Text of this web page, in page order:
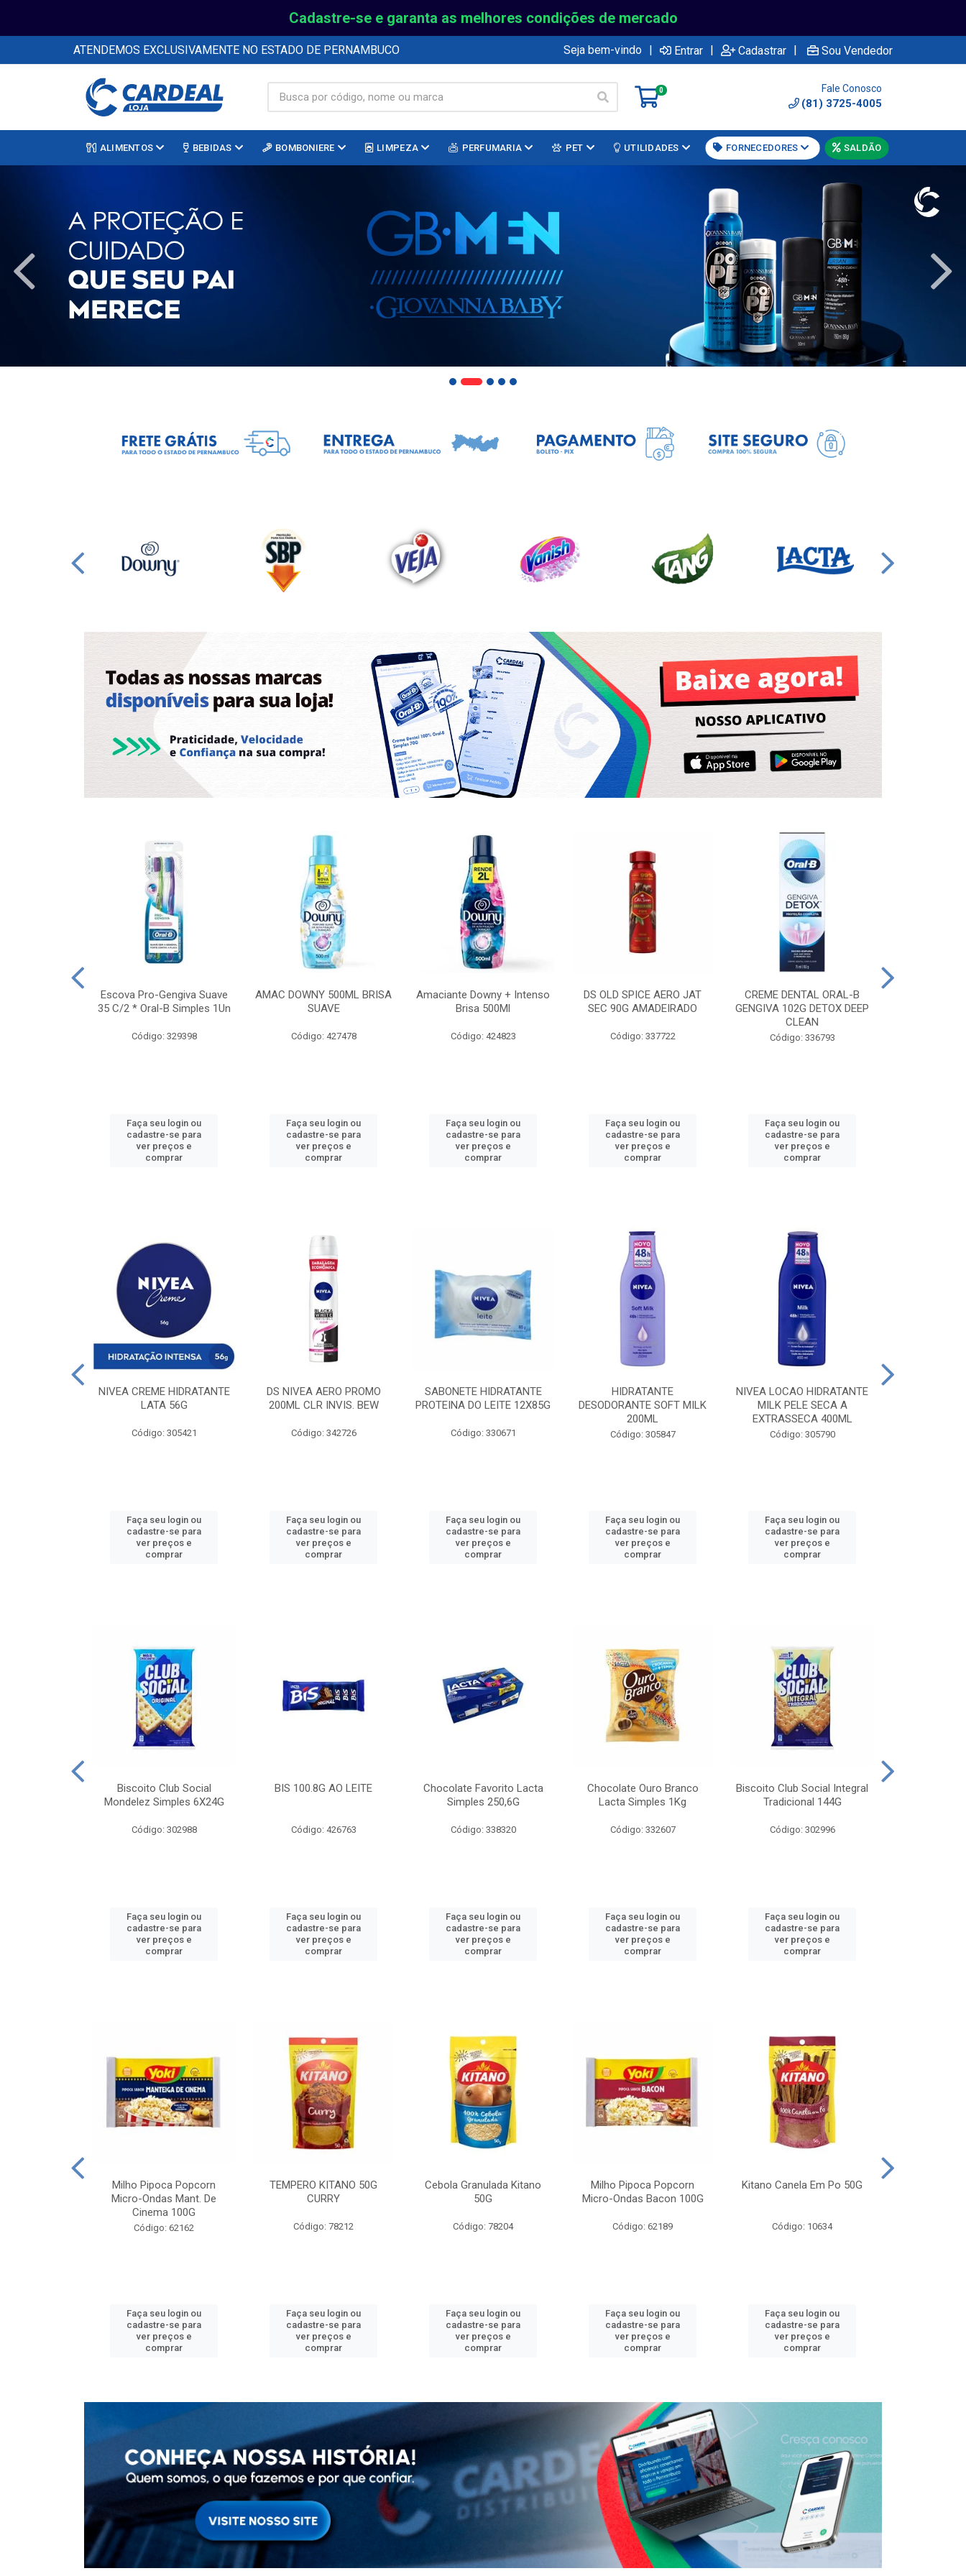
Cadastre-se e garanta as melhores condições de mercado
ATENDEMOS EXCLUSIVAMENTE NO ESTADO DE PERNAMBUCO Seja bem-vindo | Entrar | Cadastrar | Sou Vendedor
0 Fale Conosco
(81) 3725-4005
ALIMENTOS BEBIDAS BOMBONIERE LIMPEZA PERFUMARIA PET UTILIDADES FORNECEDORES SALDÃO
Escova Pro-Gengiva Suave
35 C/2 * Oral-B Simples 1Un
Código: 329398
Faça seu login ou
cadastre-se para
ver preços e
comprar
AMAC DOWNY 500ML BRISA
SUAVE
Código: 427478
Faça seu login ou
cadastre-se para
ver preços e
comprar
Amaciante Downy + Intenso
Brisa 500Ml
Código: 424823
Faça seu login ou
cadastre-se para
ver preços e
comprar
DS OLD SPICE AERO JAT
SEC 90G AMADEIRADO
Código: 337722
Faça seu login ou
cadastre-se para
ver preços e
comprar
CREME DENTAL ORAL-B
GENGIVA 102G DETOX DEEP
CLEAN
Código: 336793
Faça seu login ou
cadastre-se para
ver preços e
comprar
NIVEA CREME HIDRATANTE
LATA 56G
Código: 305421
Faça seu login ou
cadastre-se para
ver preços e
comprar
DS NIVEA AERO PROMO
200ML CLR INVIS. BEW
Código: 342726
Faça seu login ou
cadastre-se para
ver preços e
comprar
SABONETE HIDRATANTE
PROTEINA DO LEITE 12X85G
Código: 330671
Faça seu login ou
cadastre-se para
ver preços e
comprar
HIDRATANTE
DESODORANTE SOFT MILK
200ML
Código: 305847
Faça seu login ou
cadastre-se para
ver preços e
comprar
NIVEA LOCAO HIDRATANTE
MILK PELE SECA A
EXTRASSECA 400ML
Código: 305790
Faça seu login ou
cadastre-se para
ver preços e
comprar
Biscoito Club Social
Mondelez Simples 6X24G
Código: 302988
Faça seu login ou
cadastre-se para
ver preços e
comprar
BIS 100.8G AO LEITE
Código: 426763
Faça seu login ou
cadastre-se para
ver preços e
comprar
Chocolate Favorito Lacta
Simples 250,6G
Código: 338320
Faça seu login ou
cadastre-se para
ver preços e
comprar
Chocolate Ouro Branco
Lacta Simples 1Kg
Código: 332607
Faça seu login ou
cadastre-se para
ver preços e
comprar
Biscoito Club Social Integral
Tradicional 144G
Código: 302996
Faça seu login ou
cadastre-se para
ver preços e
comprar
Milho Pipoca Popcorn
Micro-Ondas Mant. De
Cinema 100G
Código: 62162
Faça seu login ou
cadastre-se para
ver preços e
comprar
TEMPERO KITANO 50G
CURRY
Código: 78212
Faça seu login ou
cadastre-se para
ver preços e
comprar
Cebola Granulada Kitano
50G
Código: 78204
Faça seu login ou
cadastre-se para
ver preços e
comprar
Milho Pipoca Popcorn
Micro-Ondas Bacon 100G
Código: 62189
Faça seu login ou
cadastre-se para
ver preços e
comprar
Kitano Canela Em Po 50G
Código: 10634
Faça seu login ou
cadastre-se para
ver preços e
comprar